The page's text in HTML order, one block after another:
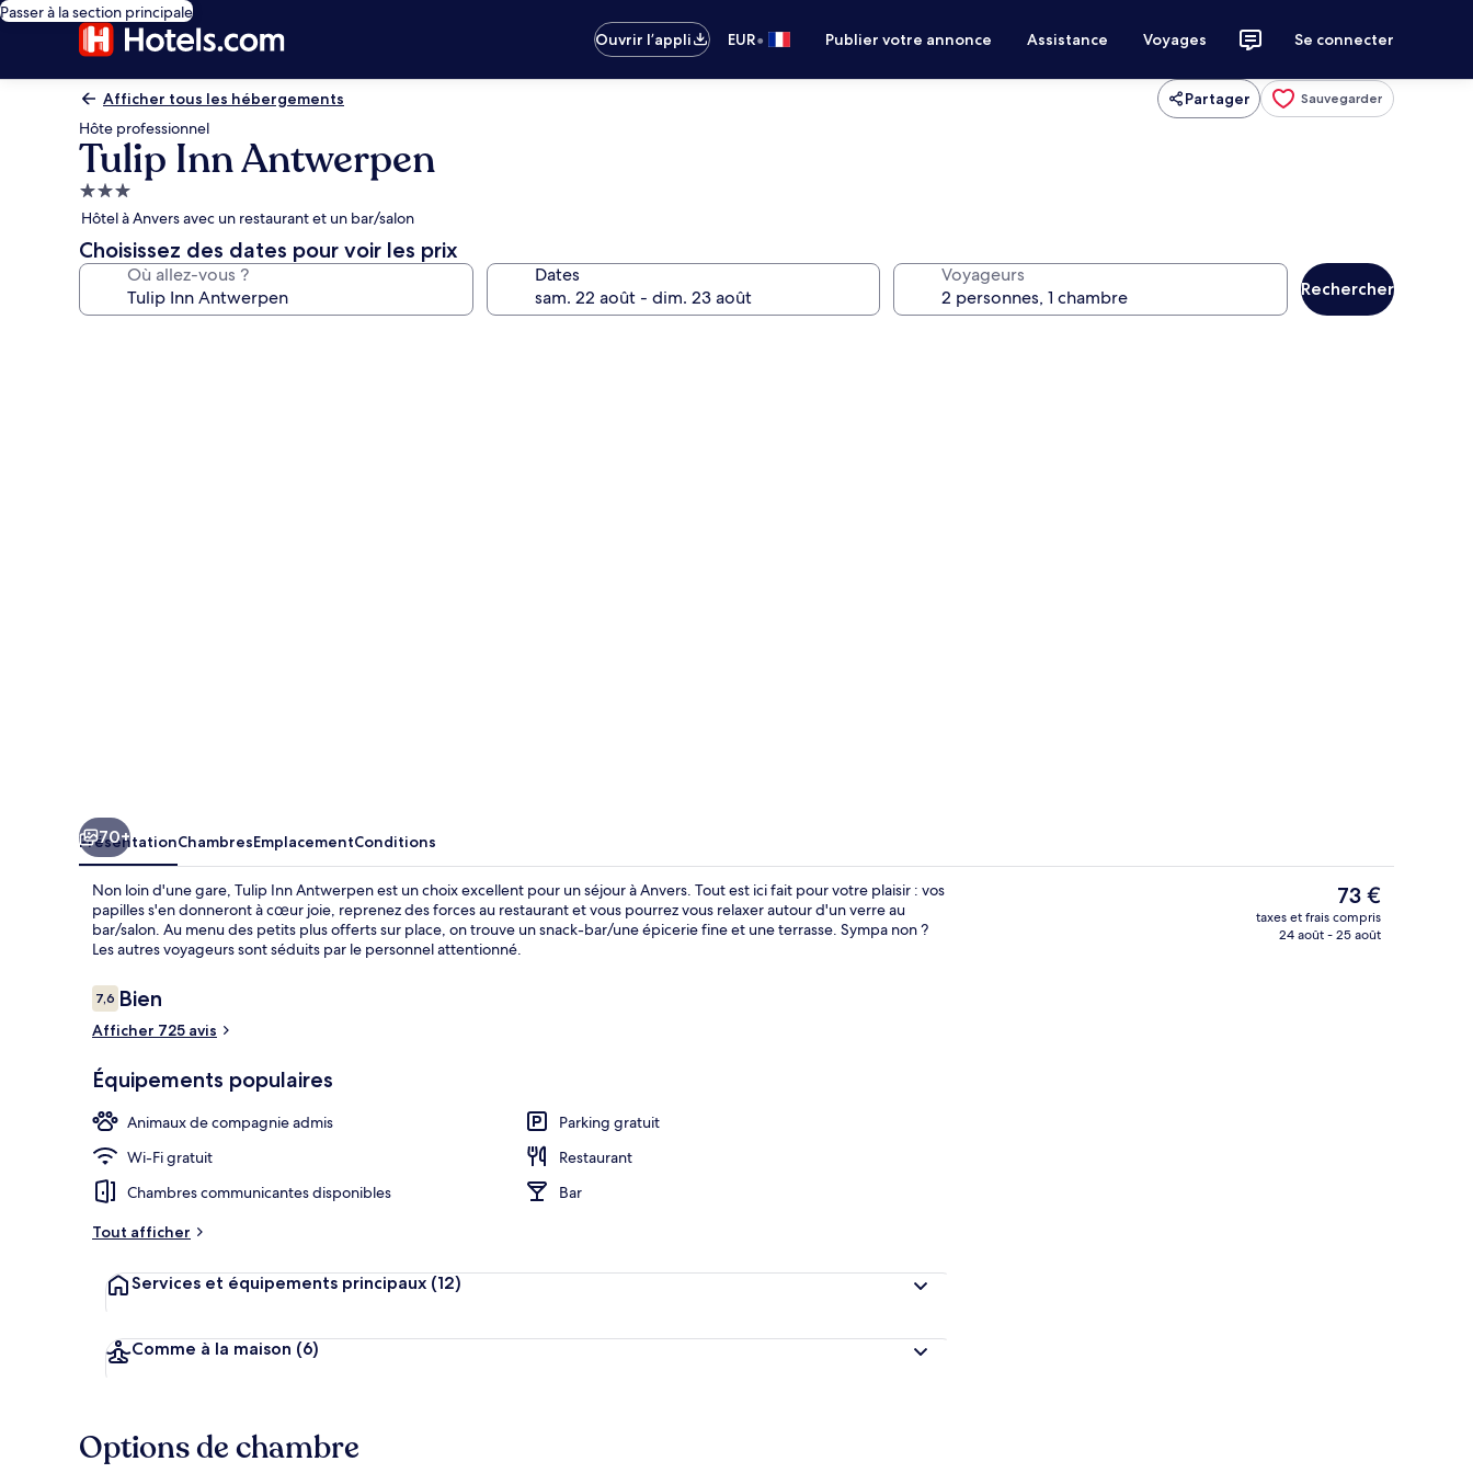
Passer à la section principale
Ouvrir l’appli
EUR• Publier votre annonce Assistance Voyages Se connecter
Afficher tous les hébergements Partager Sauvegarder
Hôte professionnel
Tulip Inn Antwerpen
Hébergement
3.0 étoiles
Hôtel à Anvers avec un restaurant et un bar/salon
Choisissez des dates pour voir les prix
Où allez-vous ? Dates Voyageurs
Rechercher
70+
PrésentationChambresEmplacementConditions
Non loin d'une gare, Tulip Inn Antwerpen est un choix excellent pour un séjour à Anvers. Tout est ici fait pour votre plaisir : vos
papilles s'en donneront à cœur joie, reprenez des forces au restaurant et vous pourrez vous relaxer autour d'un verre au
bar/salon. Au menu des petits plus offerts sur place, on trouve un snack-bar/une épicerie fine et une terrasse. Sympa non ?
Les autres voyageurs sont séduits par le personnel attentionné.
Avis
voyageurs
7,67,6 sur 10
Bien
Afficher 725 avis
Équipements populaires
Animaux de compagnie admis
Parking gratuit
Wi-Fi gratuit
Restaurant
Chambres communicantes disponibles
Bar
Tout afficher
Services et équipements principaux (12)
Comme à la maison (6)
Le
prix
actuel
73 €
taxes et frais compris
24 août - 25 août
Options de chambre